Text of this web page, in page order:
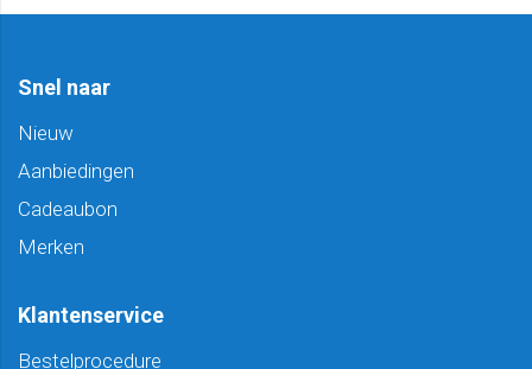
Snel naar
Nieuw
Aanbiedingen
Cadeaubon
Merken
Klantenservice
Bestelprocedure